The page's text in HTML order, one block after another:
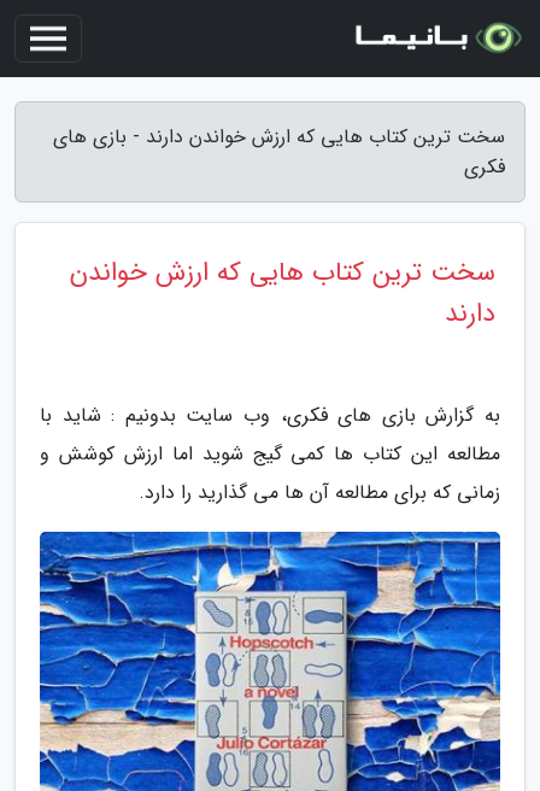
سخت ترین کتاب هایی که ارزش خواندن دارند - بازی های
فکری
سخت ترین کتاب هایی که ارزش خواندن
دارند
به گزارش بازی های فکری، وب سایت بدونیم : شاید با
مطالعه این کتاب ها کمی گیج شوید اما ارزش کوشش و
زمانی که برای مطالعه آن ها می گذارید را دارد.